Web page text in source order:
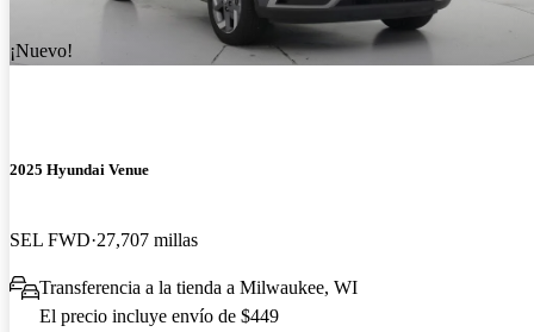
¡Nuevo!
2025 Hyundai Venue
SEL FWD 27,707 millas
Transferencia a la tienda a Milwaukee, WI
El precio incluye envío de $449